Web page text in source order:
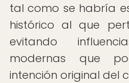
tal como se habría
histórico al que
evitando
modernas que
intención original del